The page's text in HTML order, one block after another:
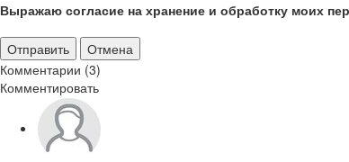
Выражаю согласие на хранение и обработку моих
Отправить
Отмена
Комментарии (3)
Комментировать